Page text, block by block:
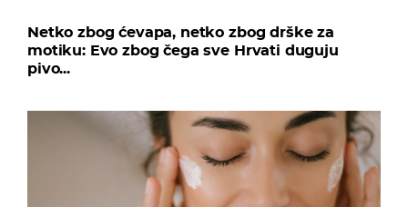
Netko zbog ćevapa, netko zbog drške za
motiku: Evo zbog čega sve Hrvati duguju
pivo...